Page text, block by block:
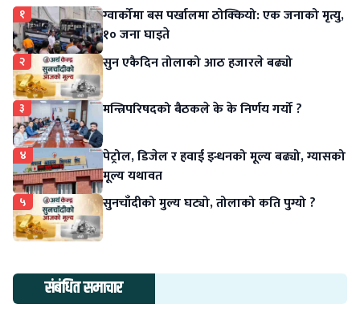
१
ग्वार्कोमा बस पर्खालमा ठोक्कियो: एक जनाको मृत्यु,
१० जना घाइते
२ सुन एकैदिन तोलाको आठ हजारले बढ्यो
३ मन्त्रिपरिषदको बैठकले के के निर्णय गर्यो ?
४
पेट्रोल, डिजेल र हवाई इन्धनको मूल्य बढ्यो, ग्यासको
मूल्य यथावत
५ सुनचाँदीको मुल्य घट्यो, तोलाको कति पुग्यो ?
संबंधित समाचार